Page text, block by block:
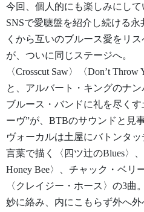
今回、個人的にも楽しみにして
SNSで愛聴盤を紹介し続ける
くから互いのブルース愛をリ
が、ついに同じステージへ。
〈Crosscut Saw〉〈Don’t Throw
と、アルバート・キングのナ
ブルース・バンドに礼を尽く
ーヴ”が、BTBのサウンドと見
ヴォーカルは土屋にバトンタ
言葉で描く〈四ツ辻のBlues〉
Honey Bee〉、チャック・ベリ
〈クレイジー・ホース〉の3曲
妙に絡み、内にこもらず外へ